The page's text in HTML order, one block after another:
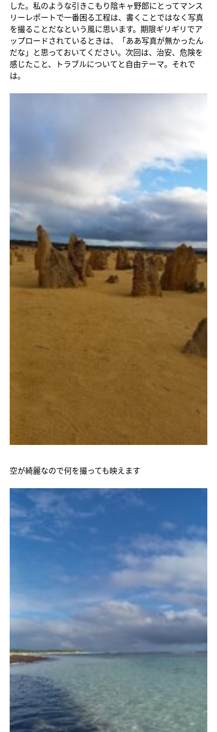
した。私のような引きこもり陰キャ野郎にとってマンス
リーレポートで一番困る工程は、書くことではなく写真
を撮ることだなという風に思います。期限ギリギリでア
ップロードされているときは、「ああ写真が無かったん
だな」と思っておいてください。次回は、治安、危険を
感じたこと、トラブルについてと自由テーマ。それで
は。
空が綺麗なので何を撮っても映えます